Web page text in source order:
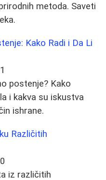
metoda. Saveti
Kako Radi i Da Li
postenje? Kako
i kakva su iskustva
ishrane.
Različitih
iz različitih